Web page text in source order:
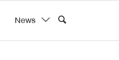
News